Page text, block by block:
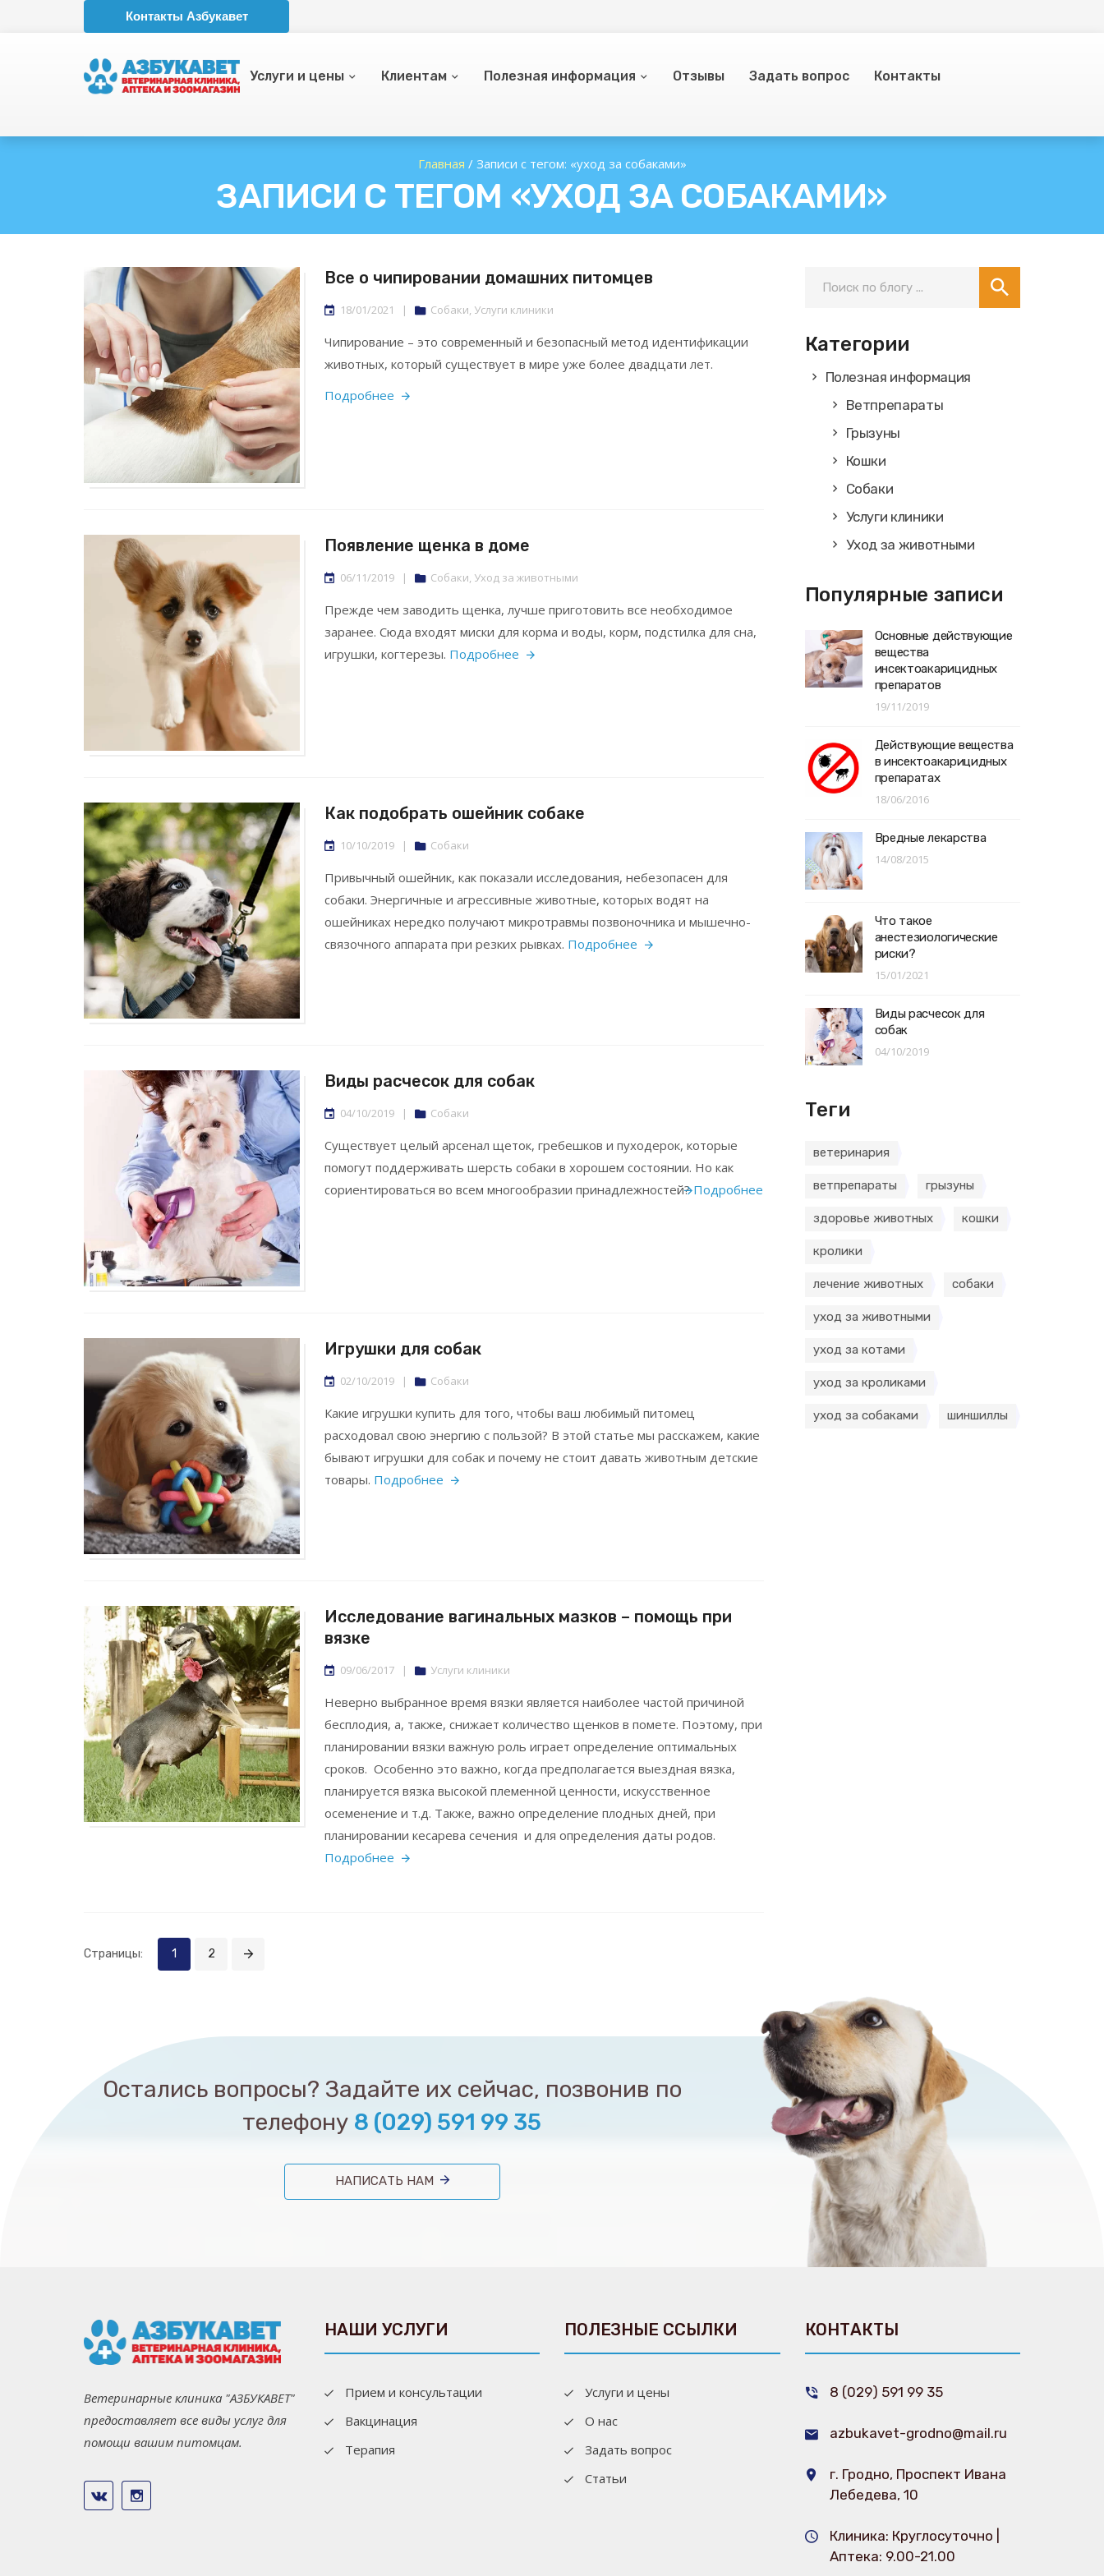
Контакты Азбукавет
Услуги и цены Клиентам Полезная информация Отзывы Задать вопрос Контакты
Главная / Записи с тегом: «уход за собаками»
ЗАПИСИ С ТЕГОМ «УХОД ЗА СОБАКАМИ»
Все о чипировании домашних питомцев
18/01/2021 | Собаки, Услуги клиники
Чипирование – это современный и безопасный метод идентификации
животных, который существует в мире уже более двадцати лет.
Подробнее
Появление щенка в доме
06/11/2019 | Собаки, Уход за животными
Прежде чем заводить щенка, лучше приготовить все необходимое
заранее. Сюда входят миски для корма и воды, корм, подстилка для сна,
игрушки, когтерезы. Подробнее
Как подобрать ошейник собаке
10/10/2019 | Собаки
Привычный ошейник, как показали исследования, небезопасен для
собаки. Энергичные и агрессивные животные, которых водят на
ошейниках нередко получают микротравмы позвоночника и мышечно-
связочного аппарата при резких рывках. Подробнее
Виды расчесок для собак
04/10/2019 | Собаки
Существует целый арсенал щеток, гребешков и пуходерок, которые
помогут поддерживать шерсть собаки в хорошем состоянии. Но как
сориентироваться во всем многообразии принадлежностей?Подробнее
Игрушки для собак
02/10/2019 | Собаки
Какие игрушки купить для того, чтобы ваш любимый питомец
расходовал свою энергию с пользой? В этой статье мы расскажем, какие
бывают игрушки для собак и почему не стоит давать животным детские
товары. Подробнее
Исследование вагинальных мазков – помощь при
вязке
09/06/2017 | Услуги клиники
Неверно выбранное время вязки является наиболее частой причиной
бесплодия, а, также, снижает количество щенков в помете. Поэтому, при
планировании вязки важную роль играет определение оптимальных
сроков. Особенно это важно, когда предполагается выездная вязка,
планируется вязка высокой племенной ценности, искусственное
осеменение и т.д. Также, важно определение плодных дней, при
планировании кесарева сечения и для определения даты родов.
Подробнее
Страницы: 1 2
Категории
Полезная информация
Ветпрепараты
Грызуны
Кошки
Собаки
Услуги клиники
Уход за животными
Популярные записи
Основные действующие
вещества
инсектоакарицидных
препаратов
19/11/2019
Действующие вещества
в инсектоакарицидных
препаратах
18/06/2016
Вредные лекарства
14/08/2015
Что такое
анестезиологические
риски?
15/01/2021
Виды расчесок для
собак
04/10/2019
Теги
ветеринария
ветпрепараты грызуны
здоровье животных кошки
кролики
лечение животных собаки
уход за животными
уход за котами
уход за кроликами
уход за собаками шиншиллы
Остались вопросы? Задайте их сейчас, позвонив по
телефону 8 (029) 591 99 35
НАПИСАТЬ НАМ
Ветеринарные клиника "АЗБУКАВЕТ"
предоставляет все виды услуг для
помощи вашим питомцам.
НАШИ УСЛУГИ
Прием и консультации
Вакцинация
Терапия
ПОЛЕЗНЫЕ ССЫЛКИ
Услуги и цены
О нас
Задать вопрос
Статьи
КОНТАКТЫ
8 (029) 591 99 35
azbukavet-grodno@mail.ru
г. Гродно, Проспект Ивана
Лебедева, 10
Клиника: Круглосуточно |
Аптека: 9.00-21.00